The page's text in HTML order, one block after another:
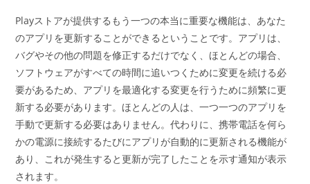
Playストアが提供するもう一つの本当に重要な機能は、あなた
のアプリを更新することができるということです。アプリは、
バグやその他の問題を修正するだけでなく、ほとんどの場合、
ソフトウェアがすべての時間に追いつくために変更を続ける必
要があるため、アプリを最適化する変更を行うために頻繁に更
新する必要があります。ほとんどの人は、一つ一つのアプリを
手動で更新する必要はありません。代わりに、携帯電話を何ら
かの電源に接続するたびにアプリが自動的に更新される機能が
あり、これが発生すると更新が完了したことを示す通知が表示
されます。